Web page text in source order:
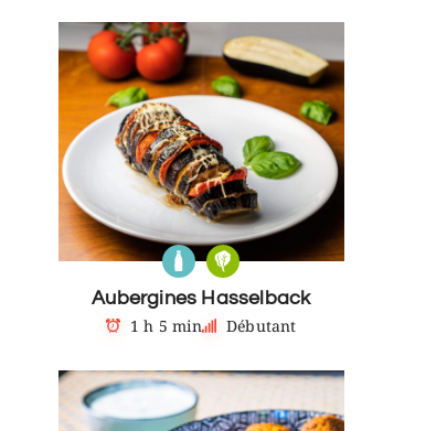
Aubergines Hasselback
1 h 5 min
Débutant